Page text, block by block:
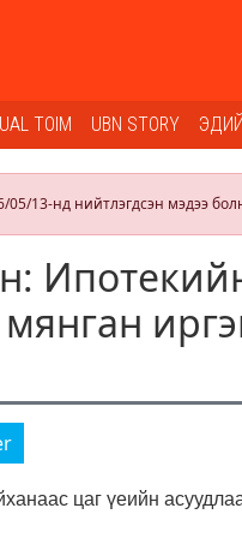
TOIM UBN STORY
05/13-нд нийтлэгдсэн мэдээ
цаг үеийн